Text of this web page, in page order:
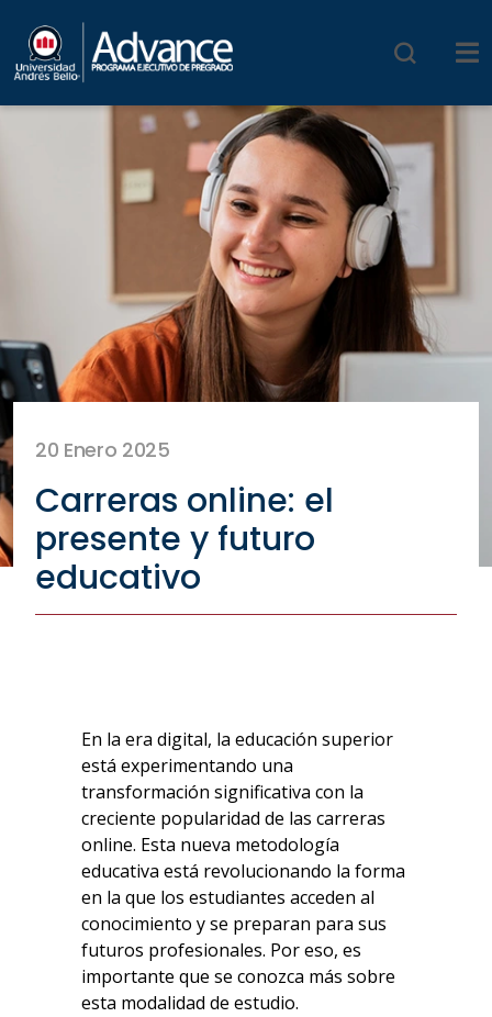
20 Enero 2025
Carreras online: el
presente y futuro
educativo
En la era digital, la educación superior
está experimentando una
transformación significativa con la
creciente popularidad de las carreras
online. Esta nueva metodología
educativa está revolucionando la forma
en la que los estudiantes acceden al
conocimiento y se preparan para sus
futuros profesionales. Por eso, es
importante que se conozca más sobre
esta modalidad de estudio.